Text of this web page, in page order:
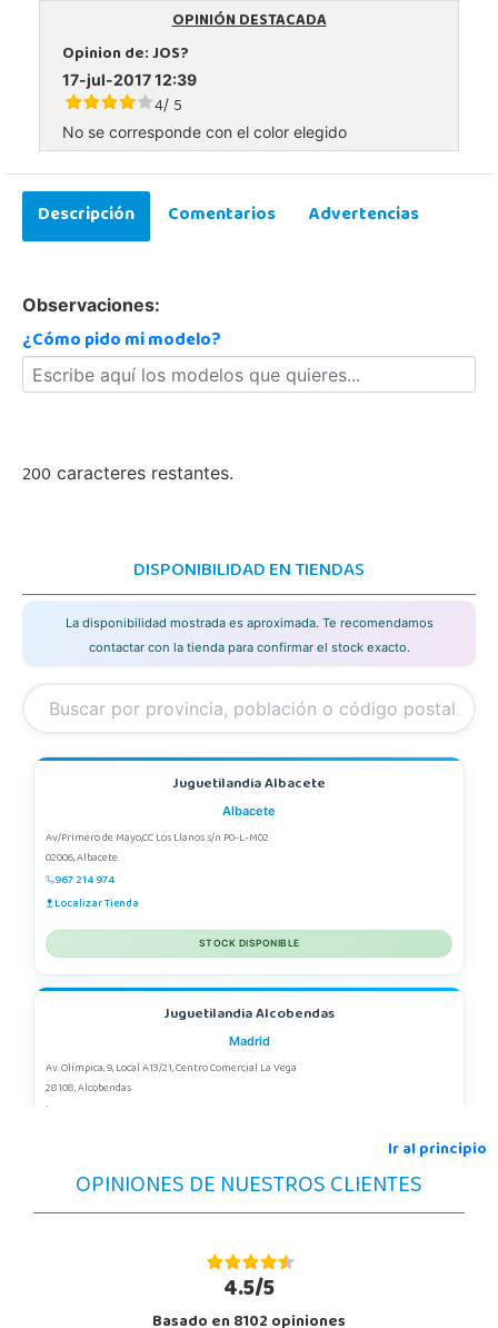
OPINIÓN DESTACADA
Opinion de:JOS?
17-jul-2017 12:39
4/ 5
No se corresponde con el color elegido
Descripción Comentarios Advertencias
Observaciones:
¿Cómo pido mi modelo?
200 caracteres restantes.
DISPONIBILIDAD EN TIENDAS
La disponibilidad mostrada es aproximada. Te recomendamos
contactar con la tienda para confirmar el stock exacto.
Juguetilandia Albacete
Albacete
Av/Primero de Mayo,CC Los Llanos s/n P0-L-M02
02006, Albacete
967 214 974
Localizar Tienda
STOCK DISPONIBLE
Juguetilandia Alcobendas
Madrid
Av. Olímpica, 9, Local A13/21, Centro Comercial La Vega
28108, Alcobendas
Juguetilandia Alfafar Parc Alfafar
Valencia
Plaza Consolat del Mar, 18. Parque comercial Alfafar Parc
Ir al principio
OPINIONES DE NUESTROS CLIENTES
4.5/5